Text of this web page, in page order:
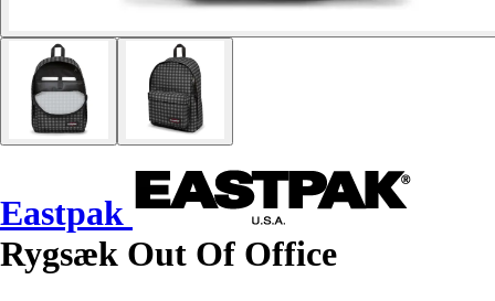
Eastpak
Rygsæk Out Of Office